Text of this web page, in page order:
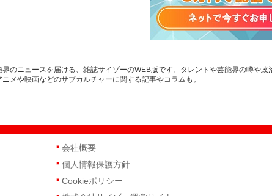
のニュースを届ける、雑誌サイゾーのWEB版です。タレントや芸能界の噂や政
や映画などのサブカルチャーに関する記事やコラムも。
会社概要
個人情報保護方針
Cookieポリシー